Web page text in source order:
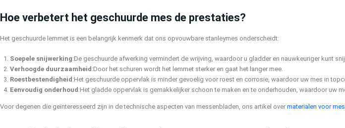
Hoe verbetert het geschuurde mes de prestaties?
Het geschuurde lemmet is een belangrijk kenmerk dat ons opvouwbare stanleymes onderscheidt:
Soepele snijwerking:De geschuurde afwerking vermindert de wrijving, waardoor u gladder en nauwkeuriger kunt
Verhoogde duurzaamheid :Door het schuren wordt het lemmet sterker en gaat het langer mee.
Roestbestendigheid :Het geschuurde oppervlak is minder gevoelig voor roest en corrosie, waardoor uw mes in
Eenvoudig onderhoud :Het gladde oppervlak is gemakkelijker schoon te maken en te onderhouden, waardoor uw
Voor degenen die geïnteresseerd zijn in de technische aspecten van messenbladen, ons artikel over materialen voor